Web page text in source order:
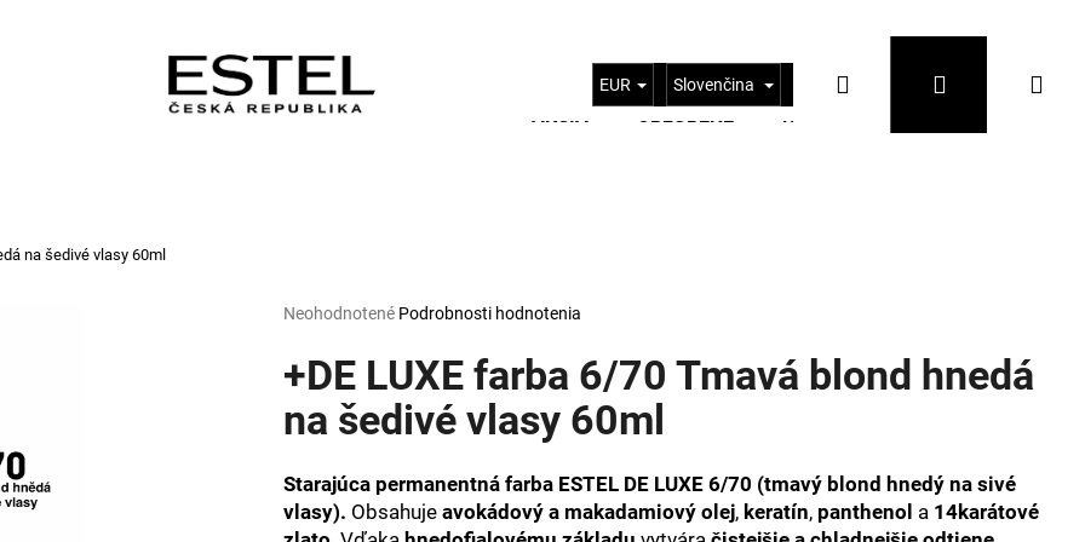
FARBY NA VLASY KADERNÍCKE POTREBY AKCIA OBĽÚBENÉ KONTAKTY
EUR Slovenčina Hľadať Prihlásenie
na šedivé vlasy 60ml
Priemerné
produktu
je
hviezdičiek.
Neohodnotené Podrobnosti hodnotenia
+DE LUXE farba 6/70 Tmavá blond hnedá
na šedivé vlasy 60ml
Starajúca permanentná farba ESTEL DE LUXE 6/70 (tmavý blond hnedý na sivé
vlasy). Obsahuje avokádový a makadamiový olej, keratín, panthenol a 14karátové
Nasledujúce